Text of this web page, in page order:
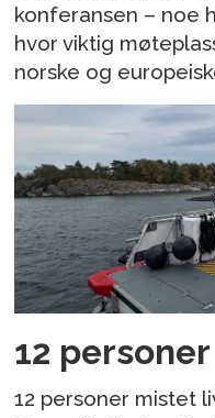
konferansen – noe
hvor viktig
norske og
12
12 personer mistet